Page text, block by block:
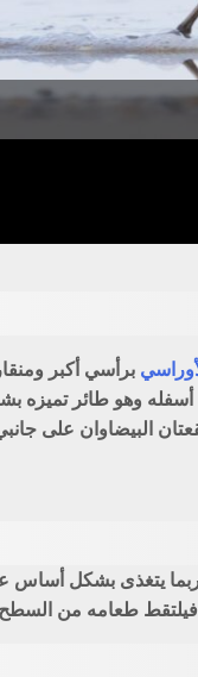
برأسي أكبر
أسفله وهو طائر تميزه
البيضاوان على
يتغذى بشكل أساس
طعامه من السطح